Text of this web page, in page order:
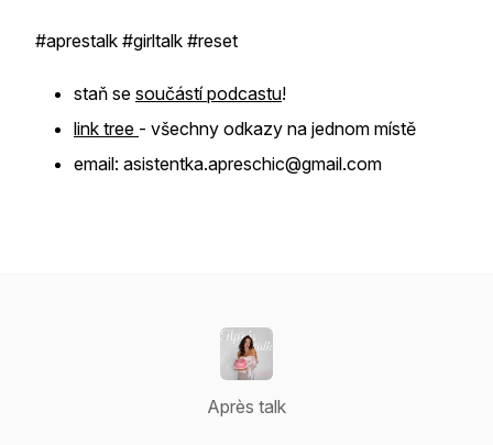
#aprestalk #girltalk #reset
staň se součástí podcastu!
link tree - všechny odkazy na jednom místě
email: asistentka.apreschic@gmail.com
Après talk